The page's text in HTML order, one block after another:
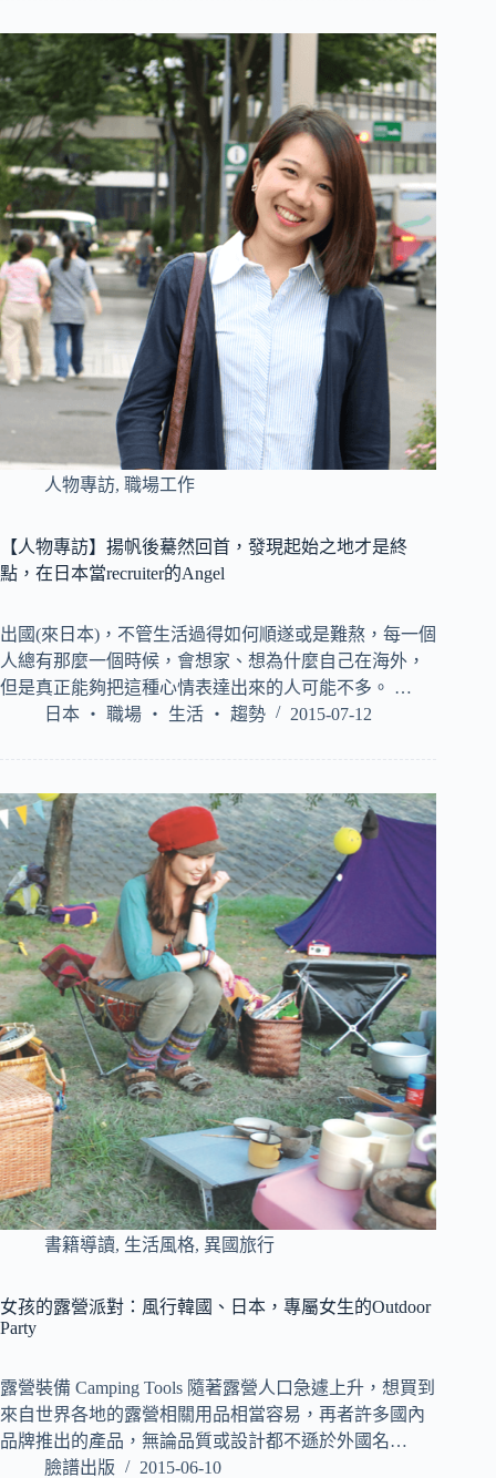
人物專訪, 職場工作
【人物專訪】揚帆後驀然回首，發現起始之地才是終
點，在日本當recruiter的Angel
出國(來日本)，不管生活過得如何順遂或是難熬，每一個
人總有那麼一個時候，會想家、想為什麼自己在海外，
但是真正能夠把這種心情表達出來的人可能不多。 …
日本 ‧ 職場 ‧ 生活 ‧ 趨勢
2015-07-12
書籍導讀, 生活風格, 異國旅行
女孩的露營派對：風行韓國、日本，專屬女生的Outdoor
Party
露營裝備 Camping Tools 隨著露營人口急遽上升，想買到
來自世界各地的露營相關用品相當容易，再者許多國內
品牌推出的產品，無論品質或設計都不遜於外國名…
臉譜出版
2015-06-10